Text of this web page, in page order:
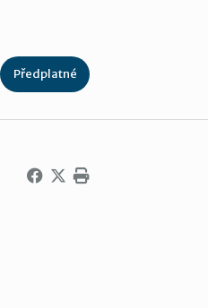
Předplatné